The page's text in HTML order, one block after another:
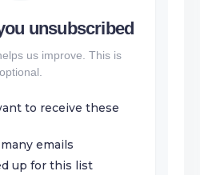
unsubscribed
us improve. This is
optional.
to receive these
emails
up for this list